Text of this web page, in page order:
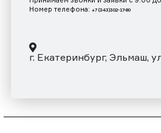
Номер телефона: +7 (343)302-17-80
г. Екатеринбург, Эльмаш,